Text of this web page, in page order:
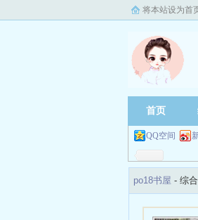
将本站设为首
首页
QQ空间
po18书屋 - 综